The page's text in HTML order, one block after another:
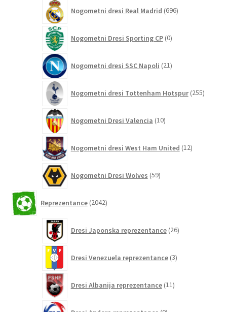
Nogometni dresi Real Madrid 696izdelkov
Nogometni Dresi Sporting CP 0izdelkov
Nogometni dresi SSC Napoli 21izdelkov
Nogometni dresi Tottenham Hotspur 255
Nogometni Dresi Valencia 10izdelkov
Nogometni dresi West Ham United 12izdelkov
Nogometni Dresi Wolves 59izdelkov
Reprezentance 2042izdelkov
Dresi Japonska reprezentance 26izdelkov
Dresi Venezuela reprezentance 3izdelki
Dresi Albanija reprezentance 11izdelkov